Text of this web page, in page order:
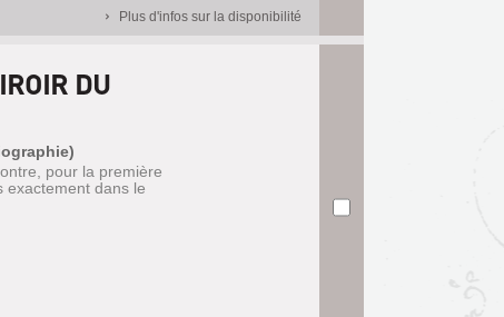
Plus d'infos sur la disponibilité
DU
pour la première
exactement dans le